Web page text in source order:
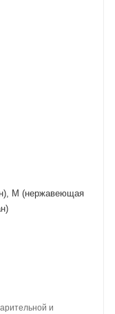
M (нержавеющая
и